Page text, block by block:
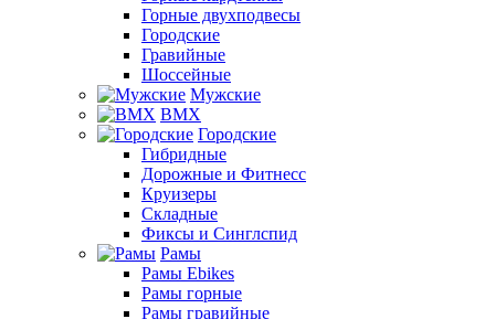
Горные двухподвесы
Городские
Гравийные
Шоссейные
Мужские
BMX
Городские
Гибридные
Дорожные и Фитнесс
Круизеры
Складные
Фиксы и Синглспид
Рамы
Рамы Ebikes
Рамы горные
Рамы гравийные